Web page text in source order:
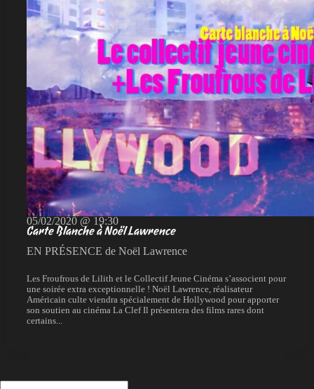
05/02/2020 @ 19:30
Carte Blanche à Noël Lawrence
EN PRÉSENCE de Noël Lawrence
Les Froufrous de Lilith et le Collectif Jeune Cinéma s’associent pour
une soirée extra exceptionnelle ! Noël Lawrence, réalisateur
Américain culte viendra spécialement de Hollywood pour apporter
son soutien au cinéma La Clef Il présentera des films rares dont
certains...